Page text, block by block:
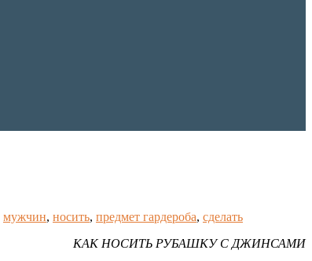
мужчин, носить, предмет гардероба, сделать
КАК НОСИТЬ РУБАШКУ С ДЖИНСАМИ